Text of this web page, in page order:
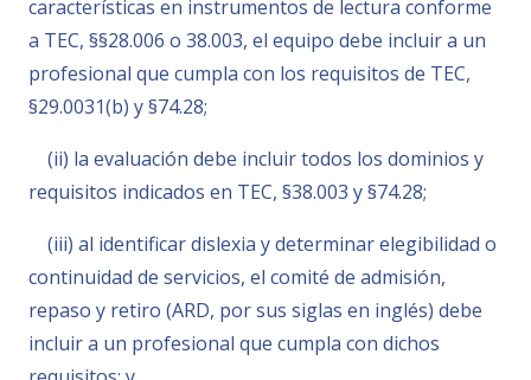
características en instrumentos de lectura conforme
a TEC, §§28.006 o 38.003, el equipo debe incluir a un
profesional que cumpla con los requisitos de TEC,
§29.0031(b) y §74.28;
(ii) la evaluación debe incluir todos los dominios y
requisitos indicados en TEC, §38.003 y §74.28;
(iii) al identificar dislexia y determinar elegibilidad o
continuidad de servicios, el comité de admisión,
repaso y retiro (ARD, por sus siglas en inglés) debe
incluir a un profesional que cumpla con dichos